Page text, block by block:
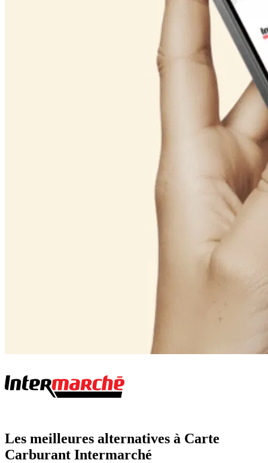
Les meilleures alternatives à Carte
Carburant Intermarché